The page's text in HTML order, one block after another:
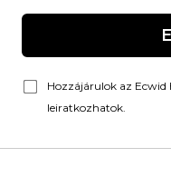
Hozzájárulok az
leiratkozhatok.